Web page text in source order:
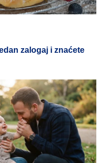
zalogaj i znaćete